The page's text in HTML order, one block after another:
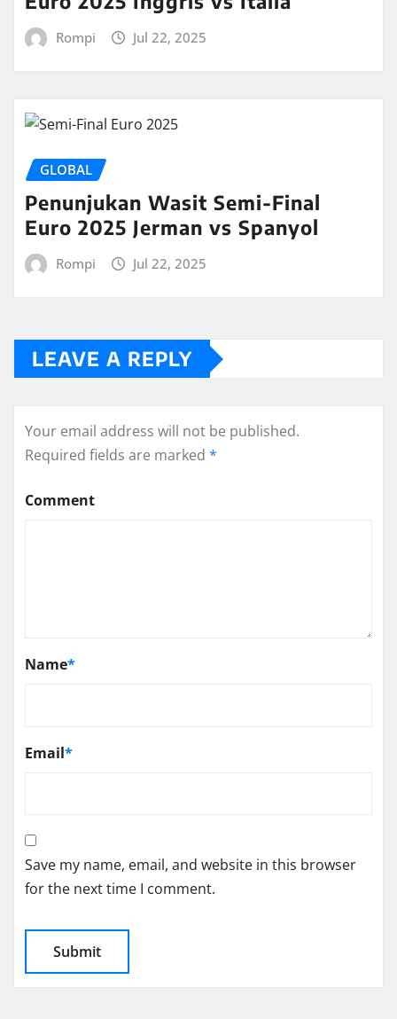
Rompi Jul 22, 2025
GLOBAL
Penunjukan Wasit Semi-Final
Euro 2025 Jerman vs Spanyol
Rompi Jul 22, 2025
LEAVE A REPLY
Your email address will not be published.
Required fields are marked *
Comment
Name*
Email*
Save my name, email, and website in this browser
for the next time I comment.